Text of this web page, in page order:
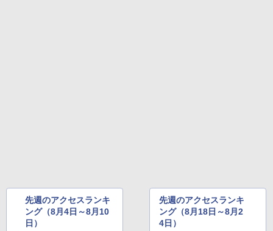
先週のアクセスランキ
ング（8月4日～8月10
日）
先週のアクセスランキ
ング（8月18日～8月2
4日）